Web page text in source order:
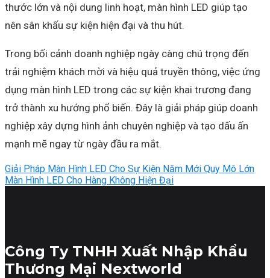
thước lớn và nội dung linh hoạt, màn hình LED giúp tạo
nên sân khấu sự kiện hiện đại và thu hút.
Trong bối cảnh doanh nghiệp ngày càng chú trọng đến
trải nghiệm khách mời và hiệu quả truyền thông, việc ứng
dụng màn hình LED trong các sự kiện khai trương đang
trở thành xu hướng phổ biến. Đây là giải pháp giúp doanh
nghiệp xây dựng hình ảnh chuyên nghiệp và tạo dấu ấn
mạnh mẽ ngay từ ngày đầu ra mắt.
Giải Pháp Màn Hình LED Cho Sự Kiện Năm Mới Quy Mô Lớn
Màn Hình LED Cho Hàng Không Hiện Đại
Công Ty TNHH Xuất Nhập Khẩu
Thương Mại Nextworld